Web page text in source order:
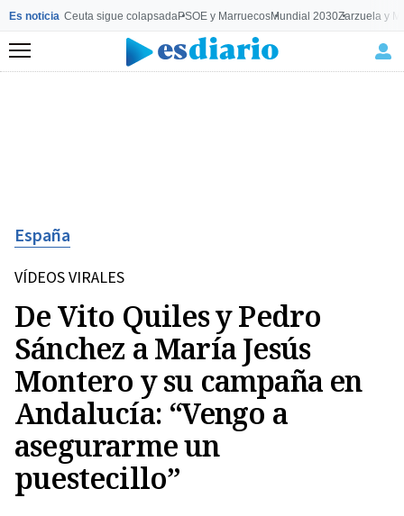
Es noticia Ceuta sigue colapsadaPSOE y MarruecosMundial 2030Zarzuela y
Menú
España
VÍDEOS VIRALES
De Vito Quiles y Pedro
Sánchez a María Jesús
Montero y su campaña en
Andalucía: “Vengo a
asegurarme un
puestecillo”